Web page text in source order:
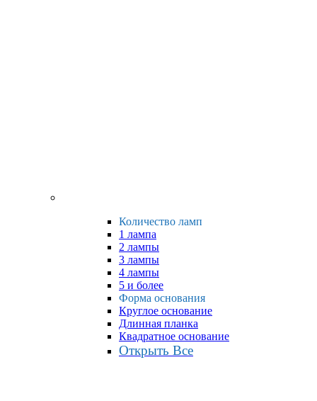
Количество ламп
1 лампа
2 лампы
3 лампы
4 лампы
5 и более
Форма основания
Круглое основание
Длинная планка
Квадратное основание
Открыть Все